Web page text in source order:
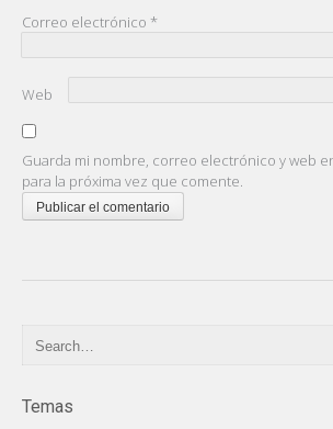
Correo electrónico *
Web
Guarda mi nombre, correo electrónico y web
para la próxima vez que comente.
Temas